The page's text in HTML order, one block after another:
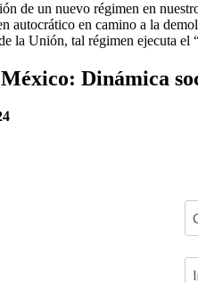
de un nuevo régimen en
autocrático en camino a la
la Unión, tal régimen ejecuta el
Dinámica